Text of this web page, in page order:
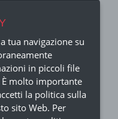
tua navigazione su
in piccoli file
molto importante
la politica sulla
sito Web. Per